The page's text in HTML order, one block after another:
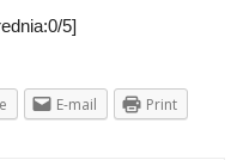
5]
E-mail Print